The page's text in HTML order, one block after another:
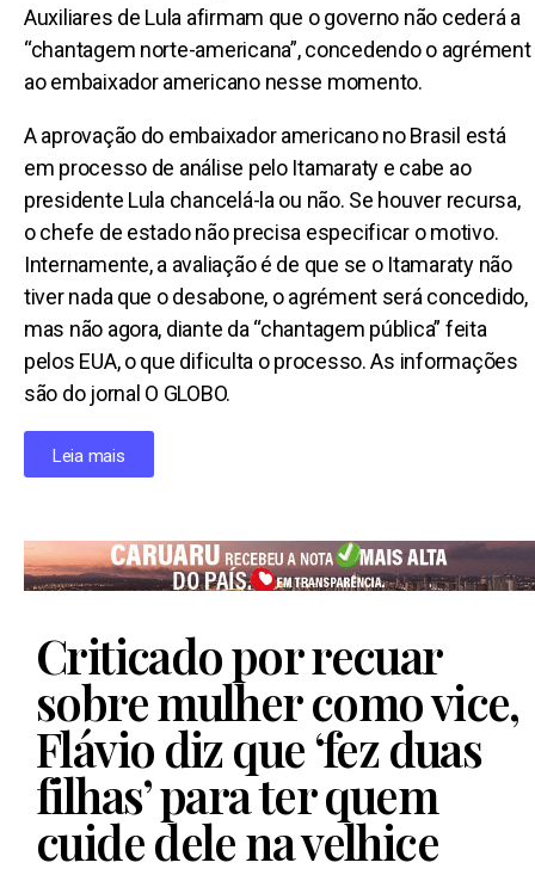
Auxiliares de Lula afirmam que o governo não cederá a
“chantagem norte-americana”, concedendo o agrément
ao embaixador americano nesse momento.
A aprovação do embaixador americano no Brasil está
em processo de análise pelo Itamaraty e cabe ao
presidente Lula chancelá-la ou não. Se houver recursa,
o chefe de estado não precisa especificar o motivo.
Internamente, a avaliação é de que se o Itamaraty não
tiver nada que o desabone, o agrément será concedido,
mas não agora, diante da “chantagem pública” feita
pelos EUA, o que dificulta o processo. As informações
são do jornal O GLOBO.
Leia mais
Criticado por recuar
sobre mulher como vice,
Flávio diz que ‘fez duas
filhas’ para ter quem
cuide dele na velhice